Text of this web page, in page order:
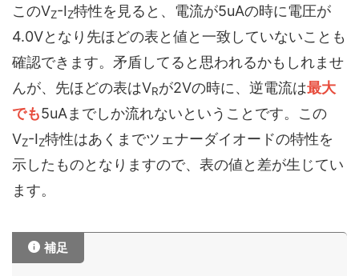
このVZ-IZ特性を見ると、電流が5uAの時に電圧が
4.0Vとなり先ほどの表と値と一致していないことも
確認できます。矛盾してると思われるかもしれませ
んが、先ほどの表はVRが2Vの時に、逆電流は最大
でも5uAまでしか流れないということです。この
VZ-IZ特性はあくまでツェナーダイオードの特性を
示したものとなりますので、表の値と差が生じてい
ます。
補足